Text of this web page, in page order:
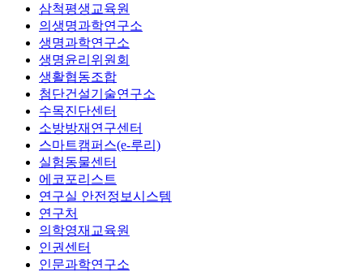
삼척평생교육원
의생명과학연구소
생명과학연구소
생명윤리위원회
생활협동조합
첨단건설기술연구소
수목진단센터
소방방재연구센터
스마트캠퍼스(e-루리)
실험동물센터
에코포리스트
연구실 안전정보시스템
연구처
의학영재교육원
인권센터
인문과학연구소